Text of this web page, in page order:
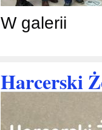
W galerii
Harcerski